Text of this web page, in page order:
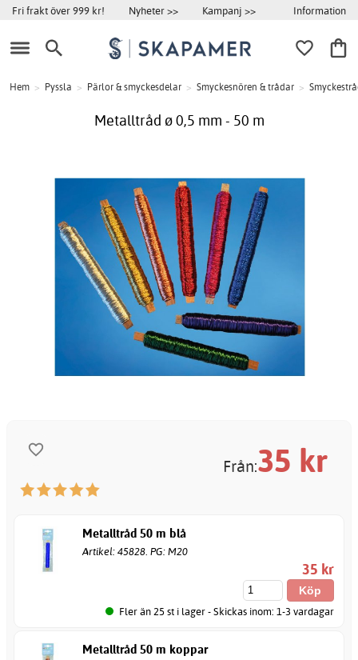
Fri frakt över 999 kr! Nyheter >> Kampanj >> Information
Hem > Pyssla > Pärlor & smyckesdelar > Smyckesnören & trådar >
Metalltråd ø 0,5 mm - 50 m
Från:35 kr
Metalltråd 50 m blå
Artikel: 45828. PG: M20
35 kr
Fler än 25 st i lager - Skickas inom: 1-3 vardagar
Metalltråd 50 m koppar